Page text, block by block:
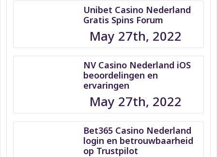
Unibet Casino Nederland
Gratis Spins Forum
May 27th, 2022
NV Casino Nederland iOS
beoordelingen en
ervaringen
May 27th, 2022
Bet365 Casino Nederland
login en betrouwbaarheid
op Trustpilot